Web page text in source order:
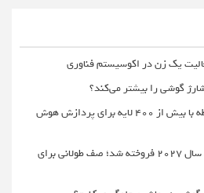
یک زن در اکوسیستم فناوری
گوشی را بیشتر می‌کند؟
سامسونگ از اولین تراشه حافظه با بیش از ۴۰۰ لایه برای پردازش هوش
تمامی محصولات فراری تا پایان سال ۲۰۲۷ فروخته شد؛ صف طولانی برای